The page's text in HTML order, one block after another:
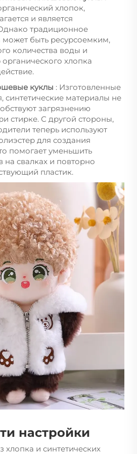
хлопок,
и является
традиционное
может быть ресурсоемким,
количества воды и
хлопка
куклы : Изготовленные
синтетические материалы не
загрязнению
стирке. С другой стороны,
теперь используют
для создания
помогает уменьшить
на свалках и повторно
пластик.
настройки
и синтетических